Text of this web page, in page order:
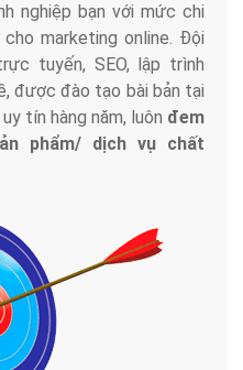
nghiệp bạn với mức chi
marketing online. Đội
tuyến, SEO, lập trình
được đào tạo bài bản tại
tín hàng năm, luôn đem
phẩm/ dịch vụ chất